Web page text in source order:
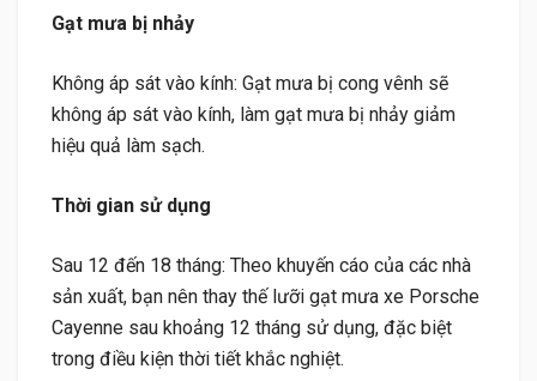
Gạt mưa bị nhảy
Không áp sát vào kính: Gạt mưa bị cong vênh sẽ
không áp sát vào kính, làm gạt mưa bị nhảy giảm
hiệu quả làm sạch.
Thời gian sử dụng
Sau 12 đến 18 tháng: Theo khuyến cáo của các nhà
sản xuất, bạn nên thay thế lưỡi gạt mưa xe Porsche
Cayenne sau khoảng 12 tháng sử dụng, đặc biệt
trong điều kiện thời tiết khắc nghiệt.